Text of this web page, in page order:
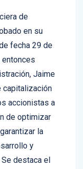
en su
fecha 29 de
entonces
Jaime
capitalización
accionistas a
de optimizar
la
y
destaca el
en el